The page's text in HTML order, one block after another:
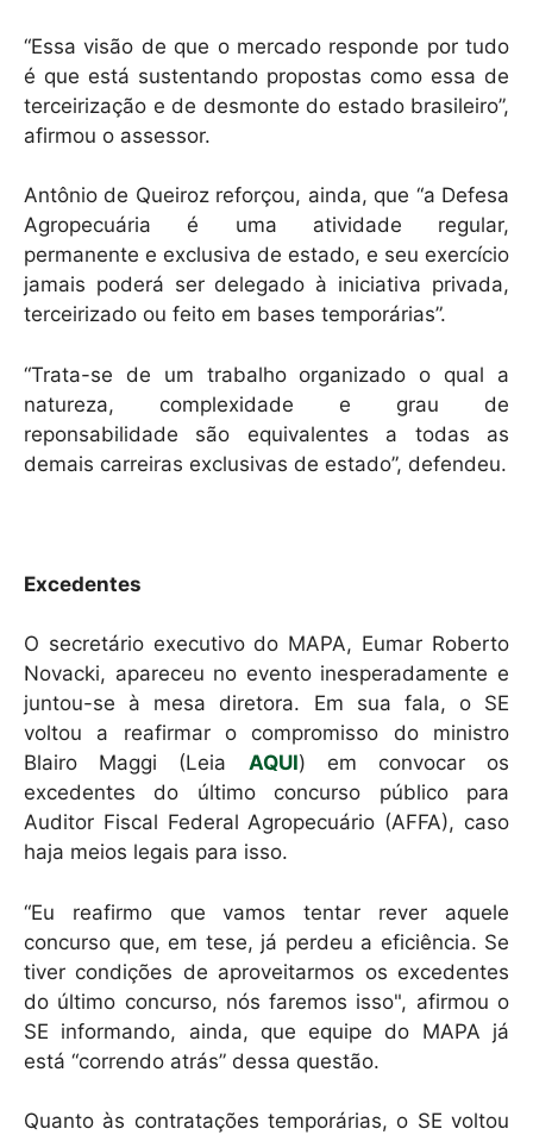
“Essa visão de que o mercado responde por tudo
é que está sustentando propostas como essa de
terceirização e de desmonte do estado brasileiro”,
afirmou o assessor.
Antônio de Queiroz reforçou, ainda, que “a Defesa
Agropecuária é uma atividade regular,
permanente e exclusiva de estado, e seu exercício
jamais poderá ser delegado à iniciativa privada,
terceirizado ou feito em bases temporárias”.
“Trata-se de um trabalho organizado o qual a
natureza, complexidade e grau de
reponsabilidade são equivalentes a todas as
demais carreiras exclusivas de estado”, defendeu.
Excedentes
O secretário executivo do MAPA, Eumar Roberto
Novacki, apareceu no evento inesperadamente e
juntou-se à mesa diretora. Em sua fala, o SE
voltou a reafirmar o compromisso do ministro
Blairo Maggi (Leia AQUI) em convocar os
excedentes do último concurso público para
Auditor Fiscal Federal Agropecuário (AFFA), caso
haja meios legais para isso.
“Eu reafirmo que vamos tentar rever aquele
concurso que, em tese, já perdeu a eficiência. Se
tiver condições de aproveitarmos os excedentes
do último concurso, nós faremos isso", afirmou o
SE informando, ainda, que equipe do MAPA já
está “correndo atrás” dessa questão.
Quanto às contratações temporárias, o SE voltou